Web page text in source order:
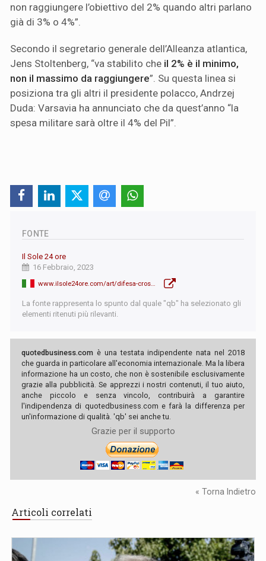
non raggiungere l’obiettivo del 2% quando altri parlano
già di 3% o 4%”.
Secondo il segretario generale dell’Alleanza atlantica,
Jens Stoltenberg, “va stabilito che il 2% è il minimo,
non il massimo da raggiungere”. Su questa linea si
posiziona tra gli altri il presidente polacco, Andrzej
Duda: Varsavia ha annunciato che da quest’anno “la
spesa militare sarà oltre il 4% del Pil”.
FONTE
Il Sole 24 ore
16 Febbraio, 2023
www.ilsole24ore.com/art/difesa-crosetto-spese-138percento-pil-rischiamo-essere-pierini-nato-AE9YqIoC
La fonte rappresenta lo spunto dal quale "qb" ha selezionato gli
elementi ritenuti più rilevanti.
quotedbusiness.com è una testata indipendente nata nel 2018
che guarda in particolare all'economia internazionale. Ma la libera
informazione ha un costo, che non è sostenibile esclusivamente
grazie alla pubblicità. Se apprezzi i nostri contenuti, il tuo aiuto,
anche piccolo e senza vincolo, contribuirà a garantire
l'indipendenza di quotedbusiness.com e farà la differenza per
un'informazione di qualità. 'qb' sei anche tu.
Grazie per il supporto
« Torna Indietro
Articoli correlati